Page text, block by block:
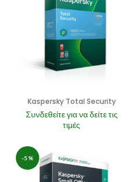
Kaspersky Total Security
Συνδεθείτε για να δείτε τις
τιμές
-5%